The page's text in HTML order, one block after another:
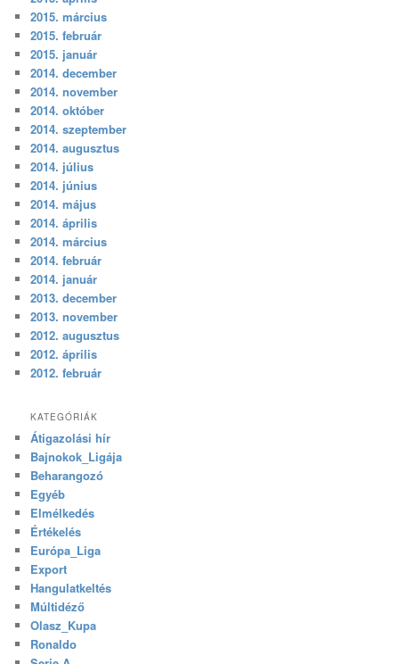
2015. március
2015. február
2015. január
2014. december
2014. november
2014. október
2014. szeptember
2014. augusztus
2014. július
2014. június
2014. május
2014. április
2014. március
2014. február
2014. január
2013. december
2013. november
2012. augusztus
2012. április
2012. február
KATEGÓRIÁK
Átigazolási hír
Bajnokok_Ligája
Beharangozó
Egyéb
Elmélkedés
Értékelés
Európa_Liga
Export
Hangulatkeltés
Múltidéző
Olasz_Kupa
Ronaldo